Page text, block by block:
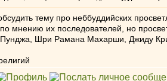
тему про неббуддийских
мнению их последователей, но
Пунджа, Шри Рамана Махарши, Джиду